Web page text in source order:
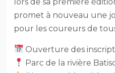
promet à nouveau une
pour les coureurs de
Ouverture des
Parc de la rivière